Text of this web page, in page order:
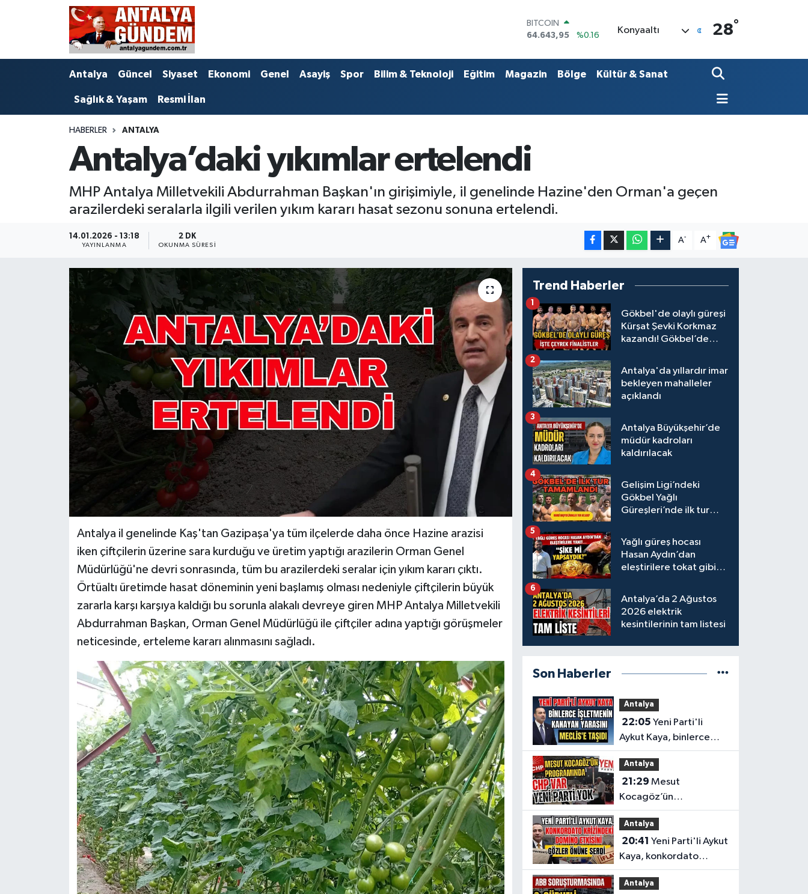
DOLAR
47,6006
%0.06
55,0250
%0.02
STERLİN
BITCOIN
64.643,95
Konyaaltı 28°
Antalya Güncel Siyaset Ekonomi Genel Asayiş Spor Bilim & Teknoloji Eğitim Magazin Bölge Kültür & Sanat
Sağlık & Yaşam Resmi İlan
HABERLER ANTALYA
Antalya’daki yıkımlar ertelendi
MHP Antalya Milletvekili Abdurrahman Başkan'ın girişimiyle, il genelinde Hazine'den Orman'a geçen
arazilerdeki seralarla ilgili verilen yıkım kararı hasat sezonu sonuna ertelendi.
14.01.2026 - 13:18
YAYINLANMA
2 DK
OKUNMA SÜRESI
A- A+
Antalya il genelinde Kaş'tan Gazipaşa'ya tüm ilçelerde daha önce Hazine arazisi
iken çiftçilerin üzerine sara kurduğu ve üretim yaptığı arazilerin Orman Genel
Müdürlüğü'ne devri sonrasında, tüm bu arazilerdeki seralar için yıkım kararı çıktı.
Örtüaltı üretimde hasat döneminin yeni başlamış olması nedeniyle çiftçilerin büyük
zararla karşı karşıya kaldığı bu sorunla alakalı devreye giren MHP Antalya Milletvekili
Abdurrahman Başkan, Orman Genel Müdürlüğü ile çiftçiler adına yaptığı görüşmeler
neticesinde, erteleme kararı alınmasını sağladı.
Trend Haberler
Gökbel'de olaylı güreşi
Kürşat Şevki Korkmaz
kazandı! Gökbel’de
Gürbüz elendi!
1
Antalya'da yıllardır imar
bekleyen mahalleler
açıklandı
2
Antalya Büyükşehir’de
müdür kadroları
kaldırılacak
3
Gelişim Ligi’ndeki
Gökbel Yağlı
Güreşleri’nde ilk tur
4
Yağlı güreş hocası
Hasan Aydın’dan
eleştirilere tokat gibi
5
Antalya’da 2 Ağustos
2026 elektrik
kesintilerinin tam listesi
6
Son Haberler
Antalya
22:05
Aykut Kaya, binlerce
işletmenin kanayan
yarasını Meclis'e taşıdı
Antalya
21:29
Kocagöz’ün
programında CHP var
Yeni Parti yok
Antalya
20:41
Kaya, konkordato
krizindeki domino
etkisini gözler önüne
Antalya
Antalya
Bilim & Teknoloji
EĞİTİM
Ekonomi
Kültür & Sanat
Resmi İlan
Sağlık & Yaşam
Antalya Nöbetçi Eczaneler
Antalya Hava Durumu
Antalya Namaz Vakitleri
Süper Lig Puan Durumu ve Fikstür
Tüm Manşetler